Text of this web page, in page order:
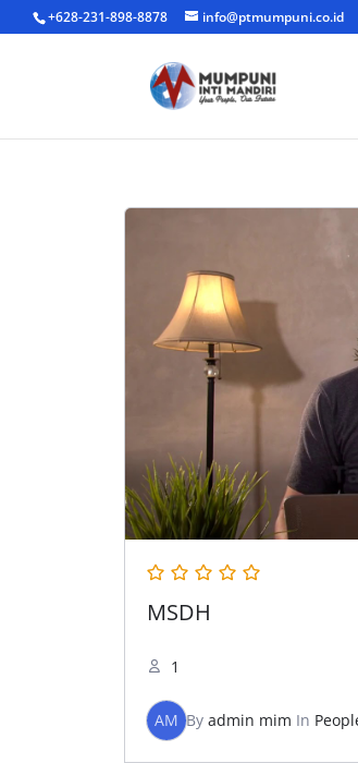
+628-231-898-8878 info@ptmumpuni.co.id
MSDH
1
AM By admin mim In